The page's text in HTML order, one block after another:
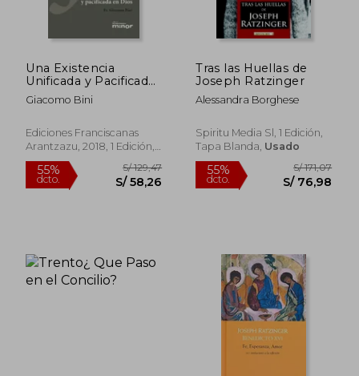
55%
dcto.
Una Existencia
Unificada y Pacificada
en (Hermano
Francisco Minor)
Giacomo Bini
Ediciones Franciscanas
Arantzazu, 2018, 1 Edición,
Tapa Blanda, Nuevo
Tras las Huellas de
Joseph Ratzinger
Alessandra Borghese
Spiritu Media Sl, 1 Edición,
Tapa Blanda, Usado